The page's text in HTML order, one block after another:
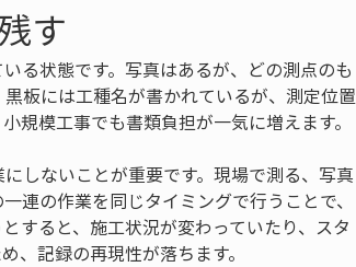
す
る状態です。写真はあるが、どの測点のも
板には工種名が書かれているが、測定位置
規模工事でも書類負担が一気に増えます。
しないことが重要です。現場で測る、写真
連の作業を同じタイミングで行うことで、
すると、施工状況が変わっていたり、スタ
、記録の再現性が落ちます。